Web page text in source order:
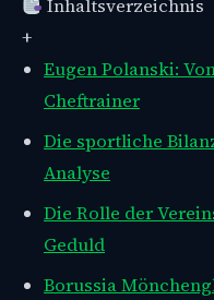
Inhaltsverzeichnis
+
Eugen Polanski:
Cheftrainer
Die sportliche
Analyse
Die Rolle der
Geduld
Borussia